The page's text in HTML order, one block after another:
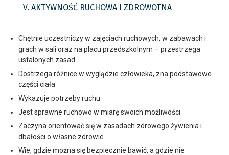
V. AKTYWNOŚĆ RUCHOWA I ZDROWOTNA
Chętnie uczestniczy w zajęciach ruchowych, w zabawach i
grach w sali oraz na placu przedszkolnym – przestrzega
ustalonych zasad
Dostrzega różnice w wyglądzie człowieka, zna podstawowe
części ciała
Wykazuje potrzeby ruchu
Jest sprawne ruchowo w miarę swoich możliwości
Zaczyna orientować się w zasadach zdrowego żywienia i
dbałości o własne zdrowie
Wie, gdzie można się bezpiecznie bawić, a gdzie nie